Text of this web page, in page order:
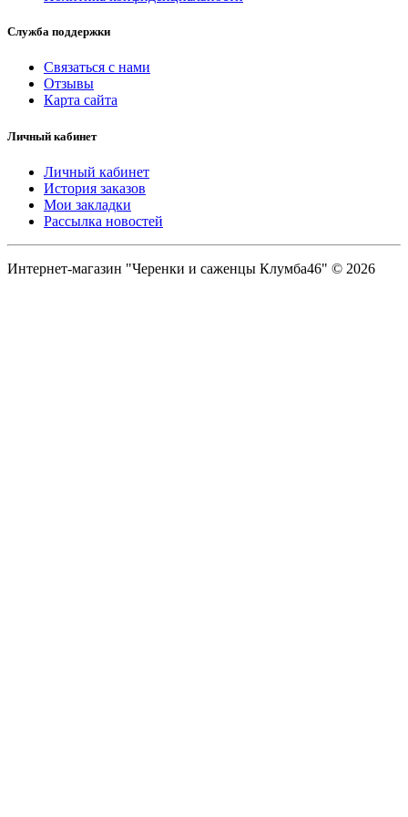
Служба поддержки
Связаться с нами
Отзывы
Карта сайта
Личный кабинет
Личный кабинет
История заказов
Мои закладки
Рассылка новостей
Интернет-магазин "Черенки и саженцы Клумба46" © 2026